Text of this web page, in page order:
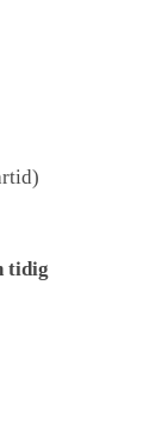
tidig